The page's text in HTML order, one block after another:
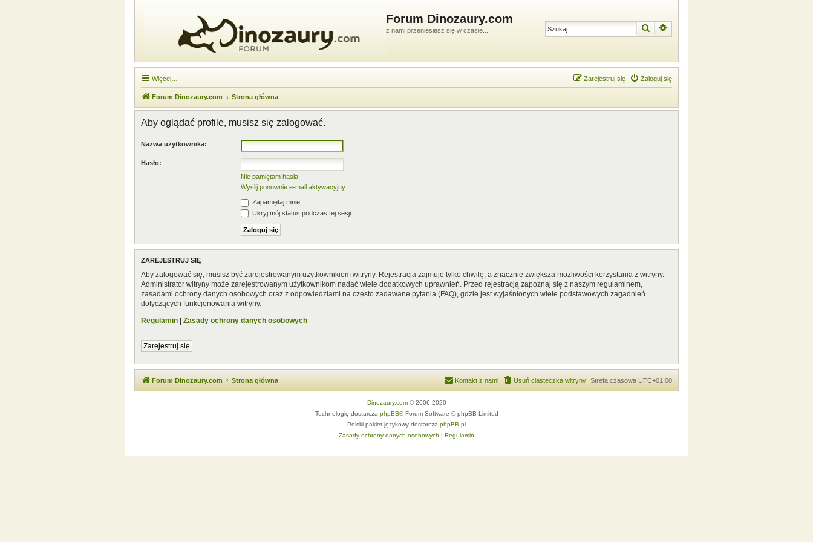
Forum Dinozaury.com
z nami przeniesiesz się w czasie... Szukaj
Więcej… Zaloguj się
Zarejestruj się
Forum Dinozaury.com Strona główna
Aby oglądać profile, musisz się zalogować.
Nazwa użytkownika:
Hasło:
Nie pamiętam hasła
Wyślij ponownie e-mail aktywacyjny
Zapamiętaj mnie
Ukryj mój status podczas tej sesji
ZAREJESTRUJ SIĘ
Aby zalogować się, musisz być zarejestrowanym użytkownikiem witryny. Rejestracja zajmuje tylko chwilę, a znacznie zwiększa możliwości korzystania z witryny.
Administrator witryny może zarejestrowanym użytkownikom nadać wiele dodatkowych uprawnień. Przed rejestracją zapoznaj się z naszym regulaminem,
zasadami ochrony danych osobowych oraz z odpowiedziami na często zadawane pytania (FAQ), gdzie jest wyjaśnionych wiele podstawowych zagadnień
dotyczących funkcjonowania witryny.
Regulamin | Zasady ochrony danych osobowych
Zarejestruj się
Forum Dinozaury.com Strona główna Strefa czasowa UTC+01:00
Usuń ciasteczka witryny
Kontakt z nami
Dinozaury.com© 2006-2020
Technologię dostarcza phpBB® Forum Software © phpBB Limited
Polski pakiet językowy dostarcza phpBB.pl
Zasady ochrony danych osobowych | Regulamin